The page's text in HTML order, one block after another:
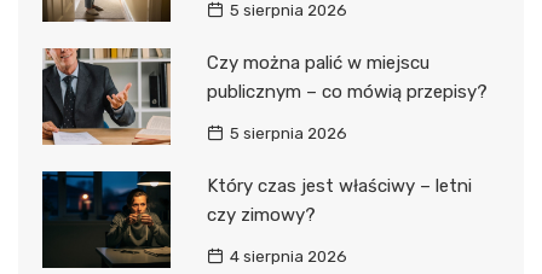
5 sierpnia 2026
Czy można palić w miejscu
publicznym – co mówią przepisy?
5 sierpnia 2026
Który czas jest właściwy – letni
czy zimowy?
4 sierpnia 2026